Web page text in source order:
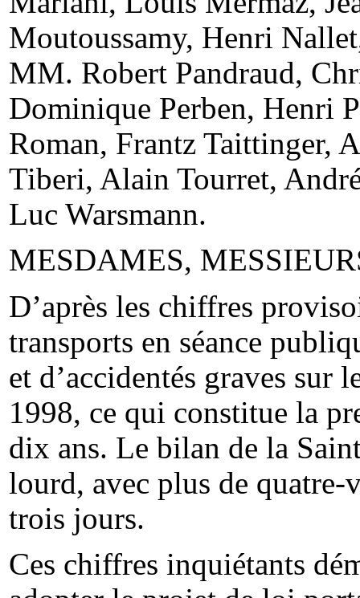
Moutoussamy, Henri
MM. Robert Pandraud,
Dominique Perben, Henri
Roman, Frantz Taittinger,
Tiberi, Alain Tourret,
Luc Warsmann.
MESDAMES,
D’après les chiffres
transports en séance
et d’accidentés graves sur
1998, ce qui constitue la
dix ans. Le bilan de la
lourd, avec plus de quatre-
trois jours.
Ces chiffres inquiétants